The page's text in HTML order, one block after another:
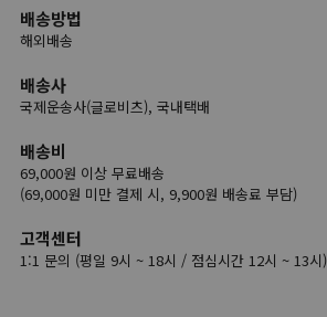
배송방법
해외배송
배송사
국제운송사(글로비츠), 국내택배
배송비
69,000원 이상 무료배송
(69,000원 미만 결제 시, 9,900원 배송료 부담)
고객센터
1:1 문의 (평일 9시 ~ 18시 / 점심시간 12시 ~ 13시)